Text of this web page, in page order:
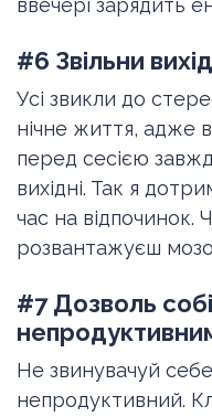
ввечері зарядить
#6 Звільни
Усі звикли до
нічне життя, адже
перед сесією
вихідні. Так я
час на відпочинок.
розвантажуєш
#7 Дозволь
Не звинувачуй
непродуктивний.